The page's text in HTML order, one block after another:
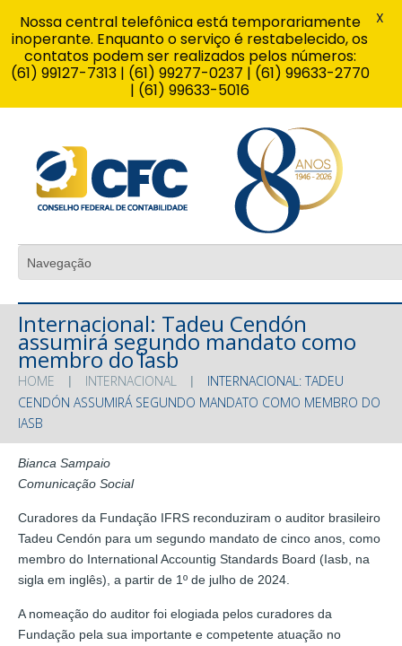
Internacional: Tadeu Cendón
assumirá segundo mandato como
membro do Iasb
HOME INTERNACIONAL
INTERNACIONAL: TADEU
CENDÓN ASSUMIRÁ SEGUNDO MANDATO COMO MEMBRO DO
IASB
Bianca Sampaio
Comunicação Social
Curadores da Fundação IFRS reconduziram o auditor brasileiro
Tadeu Cendón para um segundo mandato de cinco anos, como
membro do International Accountig Standards Board (Iasb, na
sigla em inglês), a partir de 1º de julho de 2024.
A nomeação do auditor foi elogiada pelos curadores da
Fundação pela sua importante e competente atuação no
Nossa central telefônica está temporariamente
inoperante. Enquanto o serviço é restabelecido, os
contatos podem ser realizados pelos números:
(61) 99127-7313 | (61) 99277-0237 | (61) 99633-2770
| (61) 99633-5016
X